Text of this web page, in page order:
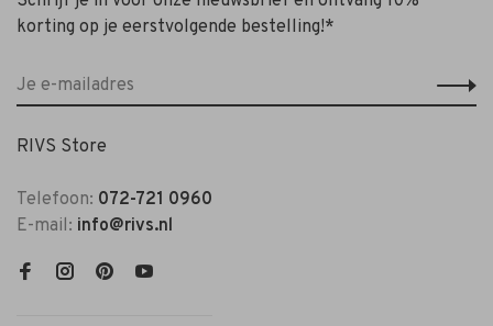
korting op je eerstvolgende bestelling!*
RIVS Store
Telefoon: 072-721 0960
E-mail: info@rivs.nl